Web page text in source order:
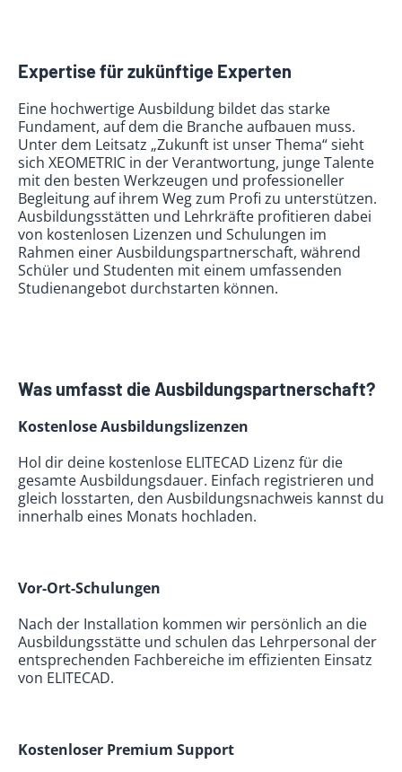
Expertise für zukünftige Experten
Eine hochwertige Ausbildung bildet das starke
Fundament, auf dem die Branche aufbauen muss.
Unter dem Leitsatz „Zukunft ist unser Thema“ sieht
sich XEOMETRIC in der Verantwortung, junge Talente
mit den besten Werkzeugen und professioneller
Begleitung auf ihrem Weg zum Profi zu unterstützen.
Ausbildungsstätten und Lehrkräfte profitieren dabei
von kostenlosen Lizenzen und Schulungen im
Rahmen einer Ausbildungspartnerschaft, während
Schüler und Studenten mit einem umfassenden
Studienangebot durchstarten können.
Was umfasst die Ausbildungspartnerschaft?
Kostenlose Ausbildungslizenzen
Hol dir deine kostenlose ELITECAD Lizenz für die
gesamte Ausbildungsdauer. Einfach registrieren und
gleich losstarten, den Ausbildungsnachweis kannst du
innerhalb eines Monats hochladen.
Vor-Ort-Schulungen
Nach der Installation kommen wir persönlich an die
Ausbildungsstätte und schulen das Lehrpersonal der
entsprechenden Fachbereiche im effizienten Einsatz
von ELITECAD.
Kostenloser Premium Support